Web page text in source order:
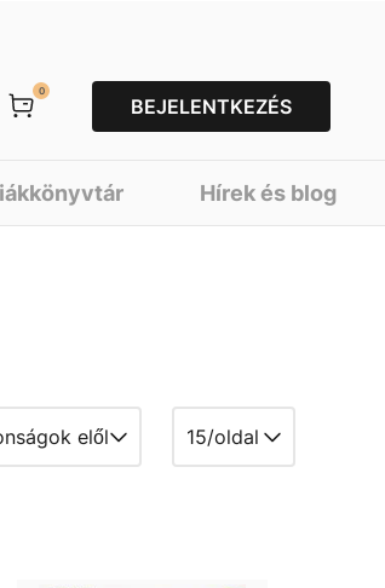
0
BEJELENTKEZÉS
Hírek és blog